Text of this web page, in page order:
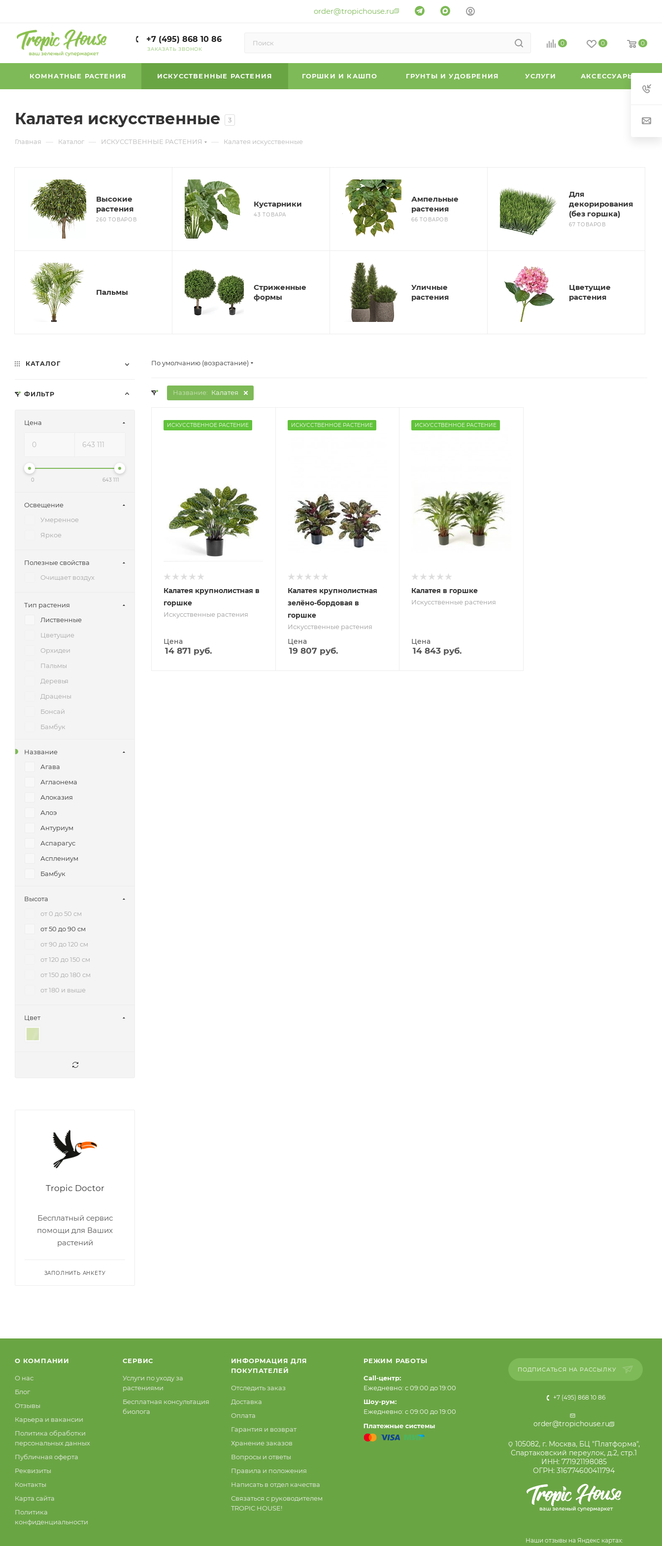
order@tropichouse.ru
+7 (495) 868 10 86
ЗАКАЗАТЬ ЗВОНОК
0 0 0
КОМНАТНЫЕ РАСТЕНИЯ ИСКУССТВЕННЫЕ РАСТЕНИЯ ГОРШКИ И КАШПО ГРУНТЫ И УДОБРЕНИЯ УСЛУГИ АКСЕССУАРЫ
Калатея искусственные 3
Главная — Каталог — ИСКУССТВЕННЫЕ РАСТЕНИЯ — Калатея искусственные
Высокие
растения
260 ТОВАРОВ
Кустарники
43 ТОВАРА
Ампельные
растения
66 ТОВАРОВ
Для
декорирования
(без горшка)
67 ТОВАРОВ
Пальмы
Стриженные
формы
Уличные
растения
Цветущие
растения
По умолчанию (возрастание)
Название: Калатея
ИСКУССТВЕННОЕ РАСТЕНИЕ
Калатея крупнолистная в
горшке
Искусственные растения
Цена
14 871 руб.
ИСКУССТВЕННОЕ РАСТЕНИЕ
Калатея крупнолистная
зелёно-бордовая в
горшке
Искусственные растения
Цена
19 807 руб.
ИСКУССТВЕННОЕ РАСТЕНИЕ
Калатея в горшке
Искусственные растения
Цена
14 843 руб.
КАТАЛОГ
ФИЛЬТР
Цена
0 643 111
Освещение
Умеренное
Яркое
Полезные свойства
Очищает воздух
Тип растения
Лиственные
Цветущие
Орхидеи
Пальмы
Деревья
Драцены
Бонсай
Бамбук
Самшиты
Стриженные формы
Уличные растения
Экзотические растения
Название
Агава
Аглаонема
Алоказия
Алоэ
Антуриум
Аспарагус
Асплениум
Бамбук
Бонсай
Вашингтония
Вереск
Виноград
Вистерия
Бромелиевые
Ива
Кактус
Каллизия
Кипарис
Клематис
Лонгифолия
Орхидея
Пальмы
Папоротник
Пилея
Питтоспорум
Плющ
Высота
от 0 до 50 см
от 50 до 90 см
от 90 до 120 см
от 120 до 150 см
от 150 до 180 см
от 180 и выше
Цвет
Tropic Doctor
Бесплатный сервис
помощи для Ваших
растений
ЗАПОЛНИТЬ АНКЕТУ
О КОМПАНИИ
О нас
Блог
Отзывы
Карьера и вакансии
Политика обработки
персональных данных
Публичная оферта
Реквизиты
Контакты
Карта сайта
Политика
конфиденциальности
СЕРВИС
Услуги по уходу за
растениями
Бесплатная консультация
биолога
ИНФОРМАЦИЯ ДЛЯ
ПОКУПАТЕЛЕЙ
Отследить заказ
Доставка
Оплата
Гарантия и возврат
Хранение заказов
Вопросы и ответы
Правила и положения
Написать в отдел качества
Связаться с руководителем
TROPIC HOUSE!
РЕЖИМ РАБОТЫ
Call-центр:
Ежедневно: с 09:00 до 19:00
Шоу-рум:
Ежедневно: с 09:00 до 19:00
ПОДПИСАТЬСЯ НА РАССЫЛКУ
+7 (495) 868 10 86
order@tropichouse.ru
105082, г. Москва, БЦ "Платформа",
Спартаковский переулок, д.2, стр.1
ИНН: 771921198085
ОГРН: 316774600411794
Наши отзывы на Яндекс картах: